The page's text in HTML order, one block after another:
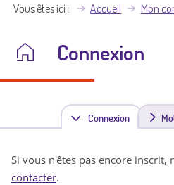
Vous êtes ici Accueil Mon
Connexion
Connexion(
n
Si vous n'êtes pas encore inscrit,
contacter.